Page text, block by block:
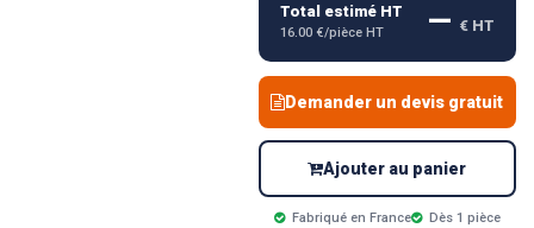
Total estimé HT
16.00 €/pièce HT — € HT
Demander un devis gratuit
Ajouter au panier
Fabriqué en France
Dès 1 pièce